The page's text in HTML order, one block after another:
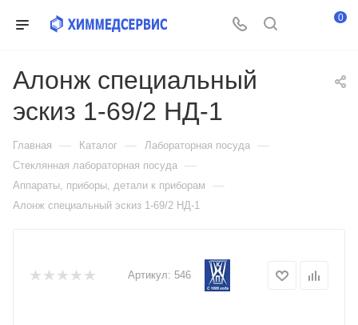
0
Алонж специальный
эскиз 1-69/2 НД-1
Главная — Каталог — Лабораторная посуда —
Стеклянная лабораторная посуда —
Аппараты, приборы, детали к приборам —
Алонж специальный эскиз 1-69/2 НД-1
Артикул: 546